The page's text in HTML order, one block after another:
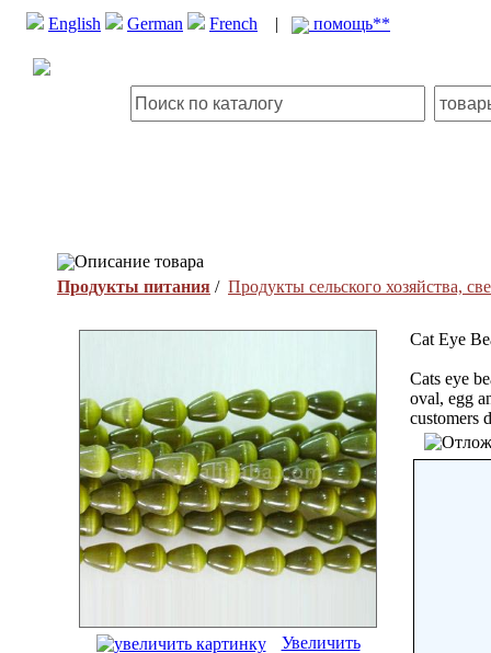
English German French | помощь**
Описание товара
Продукты питания / Продукты сельского хозяйства,
Увеличить
Cat Eye
Cats eye
oval, egg
customers